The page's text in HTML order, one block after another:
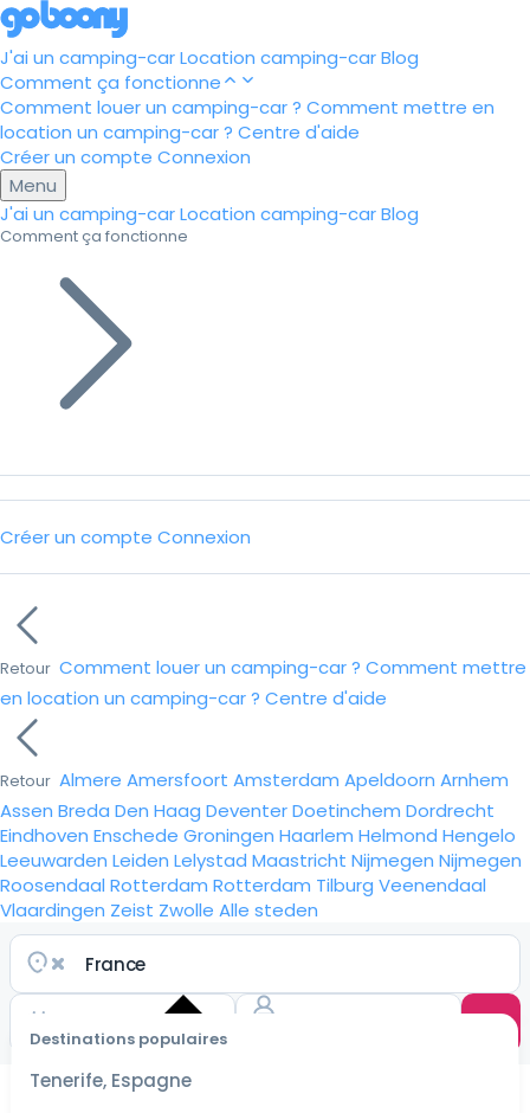
J'ai un camping-carLocation camping-carBlog
Comment ça fonctionne
Comment louer un camping-car ? Comment mettre en
location un camping-car ? Centre d'aide
Créer un compte Connexion
Menu
J'ai un camping-carLocation camping-carBlog
Comment ça fonctionne
Créer un compte Connexion
Retour Comment louer un camping-car ? Comment mettre
en location un camping-car ? Centre d'aide
Retour Almere Amersfoort Amsterdam Apeldoorn Arnhem
Assen Breda Den Haag DeventerDoetinchem Dordrecht
Eindhoven Enschede Groningen Haarlem Helmond Hengelo
Leeuwarden Leiden Lelystad Maastricht Nijmegen Nijmegen
Roosendaal Rotterdam Rotterdam Tilburg Veenendaal
Vlaardingen Zeist Zwolle Alle steden
Destinations populaires
Tenerife, Espagne
Choisir
les